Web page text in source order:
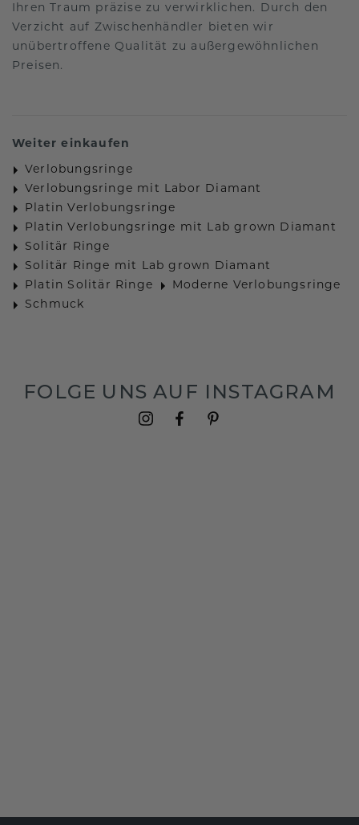
Ihren Traum präzise zu verwirklichen. Durch den
Verzicht auf Zwischenhändler bieten wir
unübertroffene Qualität zu außergewöhnlichen
Preisen.
Weiter einkaufen
Verlobungsringe
Verlobungsringe mit Labor Diamant
Platin Verlobungsringe
Platin Verlobungsringe mit Lab grown Diamant
Solitär Ringe
Solitär Ringe mit Lab grown Diamant
Platin Solitär Ringe
Moderne Verlobungsringe
Schmuck
FOLGE UNS AUF INSTAGRAM